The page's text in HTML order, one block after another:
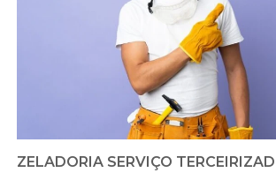
ZELADORIA SERVIÇO